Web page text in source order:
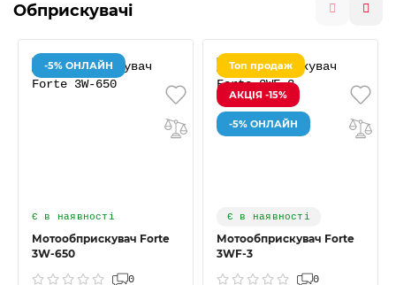
Обприскувачі
-5% ОНЛАЙН
Є в наявності
Мотообприскувач Forte
3W-650
0
Топ продаж
АКЦІЯ -15%
-5% ОНЛАЙН
Є в наявності
Мотообприскувач Forte
3WF-3
0